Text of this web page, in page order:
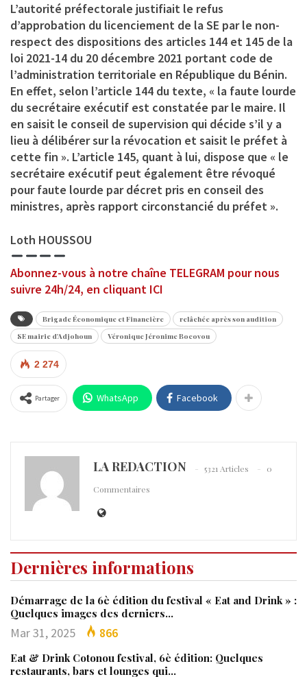
L’autorité préfectorale justifiait le refus
d’approbation du licenciement de la SE par le non-
respect des dispositions des articles 144 et 145 de la
loi 2021-14 du 20 décembre 2021 portant code de
l’administration territoriale en République du Bénin.
En effet, selon l’article 144 du texte, « la faute lourde
du secrétaire exécutif est constatée par le maire. Il
en saisit le conseil de supervision qui décide s’il y a
lieu à délibérer sur la révocation et saisit le préfet à
cette fin ». L’article 145, quant à lui, dispose que « le
secrétaire exécutif peut également être révoqué
pour faute lourde par décret pris en conseil des
ministres, après rapport circonstancié du préfet ».
Loth HOUSSOU
Abonnez-vous à notre chaîne TELEGRAM pour nous
suivre 24h/24, en cliquant ICI
Brigade Économique et Financière
relâchée après son audition
SE mairie d'Adjohoun
Véronique Jéronime Bocovou
2 274
Partager WhatsApp Facebook
LA REDACTION 5321 Articles
0
Commentaires
Dernières informations
Démarrage de la 6è édition du festival « Eat and Drink » :
Quelques images des derniers…
Mar 31, 2025 866
Eat & Drink Cotonou festival, 6è édition: Quelques
restaurants, bars et lounges qui…